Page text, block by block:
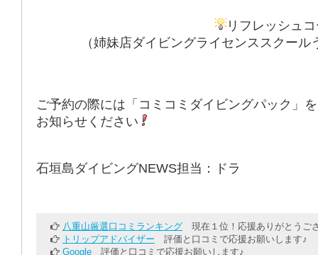
リフレッシュ
（姉妹店ダイビングライセンススクール
ご予約の際には「コミコミダイビングパック」
お知らせください
石垣島ダイビングNEWS担当：ドラ
八重山厳選口コミランキング 現在１位！応援ありがとうご
トリップアドバイザー 評価と口コミで応援お願いします♪
Google 評価と口コミで応援お願いします♪